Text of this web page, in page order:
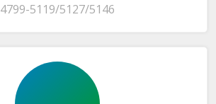
4799-5119/5127/5146